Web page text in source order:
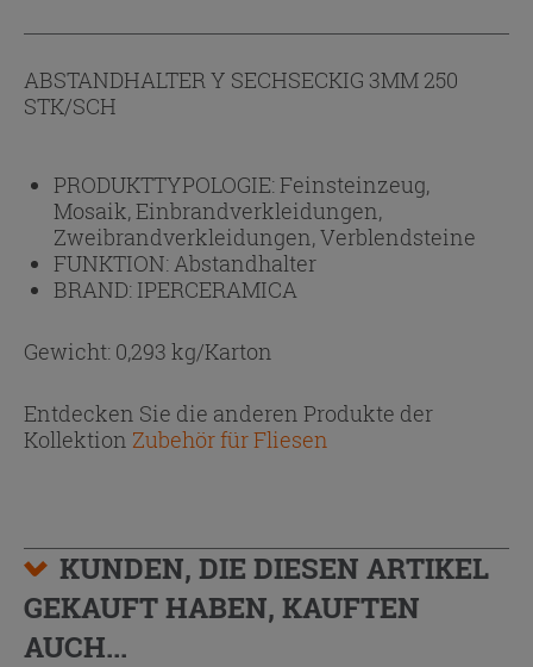
ABSTANDHALTER Y SECHSECKIG 3MM 250
STK/SCH
PRODUKTTYPOLOGIE:Feinsteinzeug,
Mosaik, Einbrandverkleidungen,
Zweibrandverkleidungen, Verblendsteine
FUNKTION: Abstandhalter
BRAND: IPERCERAMICA
Gewicht: 0,293 kg/Karton
Entdecken Sie die anderen Produkte der
Kollektion Zubehör für Fliesen
KUNDEN, DIE DIESEN ARTIKEL
GEKAUFT HABEN, KAUFTEN
AUCH...